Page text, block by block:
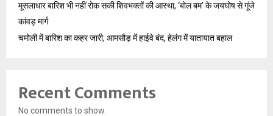
मूसलाधार बारिश भी नहीं रोक सकी शिवभक्तों की आस्था, ‘बोल बम’ के जयघोष से गूंजे
कांवड़ मार्ग
चमोली में बारिश का कहर जारी, आमसौड़ में हाईवे बंद, हेलंग में यातायात बहाल
Recent Comments
No comments to show.